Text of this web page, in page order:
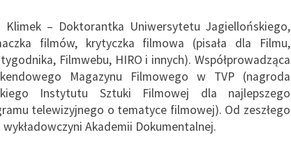
Klimek – Doktorantka Uniwersytetu Jagiellońskiego,
filmów, krytyczka filmowa (pisała dla Filmu,
Filmwebu, HIRO i innych). Współprowadząca
Magazynu Filmowego w TVP (nagroda
Instytutu Sztuki Filmowej dla najlepszego
telewizyjnego o tematyce filmowej). Od zeszłego
wykładowczyni Akademii Dokumentalnej.